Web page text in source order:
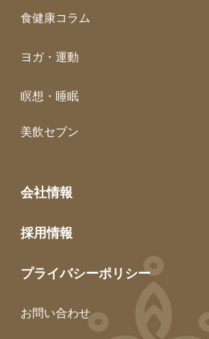
食健康コラム
ヨガ・運動
瞑想・睡眠
美飲セブン
会社情報
採用情報
プライバシーポリシー
お問い合わせ